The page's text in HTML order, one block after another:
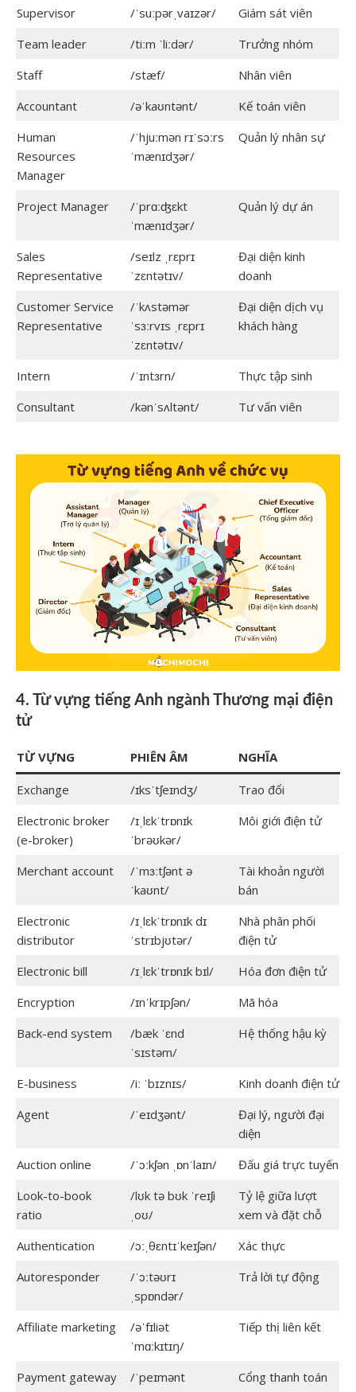
Supervisor
/ˈsuːpərˌvaɪzər/
Giám sát viên
Team leader
/tiːm ˈliːdər/
Trưởng nhóm
Staff
/stæf/
Nhân viên
Accountant
/əˈkaʊntənt/
Kế toán viên
Human
Resources
Manager
/ˈhjuːmən rɪˈsɔːrs
ˈmænɪdʒər/
Quản lý nhân sự
Project Manager
/ˈprɑːʤɛkt
ˈmænɪdʒər/
Quản lý dự án
Sales
Representative
/seɪlz ˌrɛprɪ
ˈzɛntətɪv/
Đại diện kinh
doanh
Customer Service
Representative
/ˈkʌstəmər
ˈsɜːrvɪs ˌrɛprɪ
ˈzɛntətɪv/
Đại diện dịch vụ
khách hàng
Intern /ˈɪntɜrn/
Thực tập sinh
Consultant
/kənˈsʌltənt/ Tư vấn viên
4. Từ vựng tiếng Anh ngành Thương mại điện
tử
TỪ VỰNG PHIÊN ÂM NGHĨA
Exchange /ɪksˈtʃeɪndʒ/
Trao đổi
Electronic broker
(e-broker)
/ɪˌlɛkˈtrɒnɪk
ˈbrəʊkər/
Môi giới điện tử
Merchant account
/ˈmɜːtʃənt ə
ˈkaʊnt/
Tài khoản người
bán
Electronic
distributor
/ɪˌlɛkˈtrɒnɪk dɪ
ˈstrɪbjʊtər/
Nhà phân phối
điện tử
Electronic bill
/ɪˌlɛkˈtrɒnɪk bɪl/
Hóa đơn điện tử
Encryption
/ɪnˈkrɪpʃən/
Mã hóa
Back-end system
/bæk ˈɛnd
ˈsɪstəm/
Hệ thống hậu kỳ
E-business /iː ˈbɪznɪs/
Kinh doanh điện tử
Agent
/ˈeɪdʒənt/
Đại lý, người đại
diện
Auction online
/ˈɔːkʃən ˌɒnˈlaɪn/
Đấu giá trực tuyến
Look-to-book
ratio
/lʊk tə bʊk ˈreɪʃi
ˌoʊ/
Tỷ lệ giữa lượt
xem và đặt chỗ
Authentication
/ɔːˌθɛntɪˈkeɪʃən/
Xác thực
Autoresponder
/ˈɔːtəʊrɪ
ˌspɒndər/
Trả lời tự động
Affiliate marketing
/əˈfɪliət
ˈmɑːkɪtɪŋ/
Tiếp thị liên kết
Payment gateway
/ˈpeɪmənt
Cổng thanh toán